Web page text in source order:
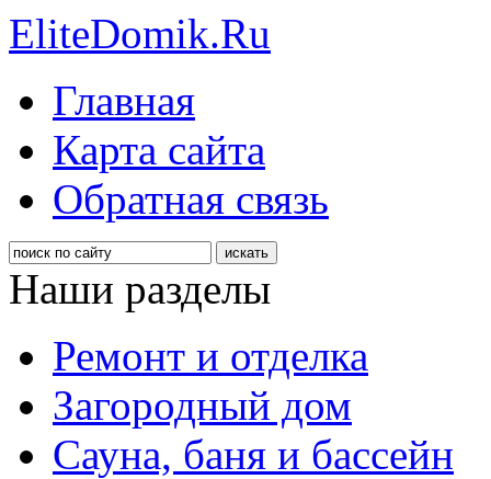
EliteDomik.Ru
Главная
Карта сайта
Обратная связь
Наши разделы
Ремонт и отделка
Загородный дом
Сауна, баня и бассейн